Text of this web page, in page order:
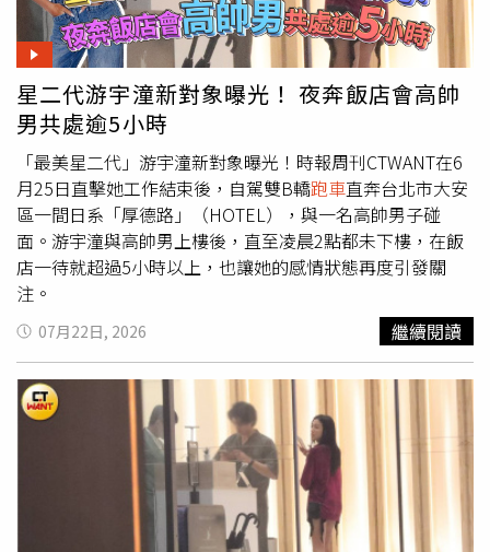
般小型休旅更為輕快。即使只是日常速度通過彎道，依然能
感受到車輛與駕駛之間的默契。這種感覺其實很Alfa
Romeo。它未必是同級最快的車，卻總能讓人想多開一段
路。據原廠表示，Junior的底盤與動態調校由曾參與Giulia
GTA開發的工程團隊主導，目標就是讓這輛新世代休旅依然
保有Alfa Romeo最核心的人車互動感受。至於追求更強性
能的玩家，Alfa Romeo此次也同步導入純電版Junior
Elettrica 280 Veloce，擁有280匹馬力輸出與更強烈的性能
設定，售價189.8萬元，成為品牌進軍純電市場的重要代表
作。不過回到台灣市場現實面來看，Ibrida顯然才會是銷售
主力。除了優異油耗外，415公升行李廂容積、可擴充至
1,280公升的載物空間，以及標配腳踢感應式電動尾門，都
具備相當不錯的實用性。車室設計是很典型的義式風格，極
簡又帶點輕奢氛圍。（圖／方萬民攝）安全配備同樣完整，
包括ACC主動式定速巡航、車道維持輔助、AEB主動煞車、
盲點偵測以及Level 2駕駛輔助系統等均列為標準配備，符
合現今消費者對於安全科技的期待。以129.8萬元起的售價
來看，Junior Ibrida勢必將面對多款歐、日豪華小型休旅的
圍剿。然而Alfa Romeo想賣的，也許從來不只是規格。Alfa
Romeo所謂的「操控你的心動」，其實不只是方向盤傳來
的回饋，也不只是彎道裡的樂趣。而是在熄火之後，仍然會
開發，讓業務不定期傳送黃金資訊，向民眾推薦「黃金條塊
預購暨寄合約書」、「黃金條塊定期定量合約書」，主打民
眾只要購買一定克數黃金，就能以折扣價格預購黃金，並將
預購之黃金寄託予聖石公司，於契約期滿後除得拿回預購之
黃金外，也可以選擇將該黃金以現時之市價回售予聖石公
司。聖石金業涉嫌以龐式騙局吸金181億餘元，北檢24日偵
結起訴，對邱薡宬、負責人邱嬿妤、其夫婿蔡承翰等人具體
求刑18年 。（圖／翻攝畫面）不過公司業務多會以話術說
服客戶繼續寄存，以將資金繼續留存公司。為化解投資人疑
慮，帶投資人前往北、中、南部開設之門市參觀黃金，藉此
取信於顧客。其中，顧客得依預購黃金之公克數，先行獲取
8％至12％不等之利益，預購未滿500克之黃金保證獲取8％
利益，預購500克以上，1公斤未滿之黃金保證獲取10％利
益，預購1公斤以上之黃金保證獲取12％利益。與台銀黃金
存摺所提供的利益來看，台銀黃金存摺每購買3公斤的黃
金，僅可獲得0.07%利益，聖石相比之下幾乎暴利。警方調
查發現，聖石將絕大部分向客戶收取之資金均用於後金補前
金，用於沖抵解約出金損失及新進客戶折扣，並作為幹部獲
利、人事獎金及營運成本，且並無足夠黃金存量。而專案小
組長期蒐證與分析後，於去年12月1日、今年1月13日、1月
星二代游宇潼新對象曝光！ 夜奔飯店會高帥
男共處逾5小時
「最美星二代」游宇潼新對象曝光！時報周刊CTWANT在6
月25日直擊她工作結束後，自駕雙B轎跑車直奔台北市大安
區一間日系「厚德路」（HOTEL），與一名高帥男子碰
面。游宇潼與高帥男上樓後，直至凌晨2點都未下樓，在飯
店一待就超過5小時以上，也讓她的感情狀態再度引發關
注。
07月22日, 2026 繼續閱讀